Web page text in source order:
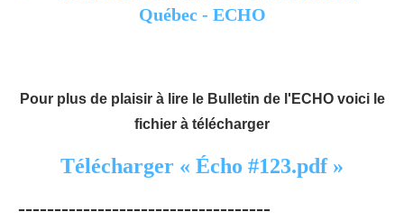
Pour plus de plaisir à lire le Bulletin de l'ECHO voici le
fichier à télécharger
Télécharger « Écho #123.pdf »
-----------------------------------